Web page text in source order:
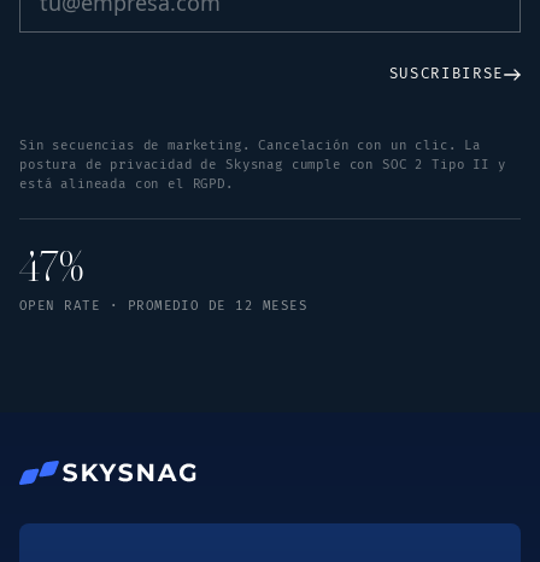
SUSCRIBIRSE
Sin secuencias de marketing. Cancelación con un clic. La
postura de privacidad de Skysnag cumple con SOC 2 Tipo II y
está alineada con el RGPD.
47%
OPEN RATE · PROMEDIO DE 12 MESES